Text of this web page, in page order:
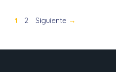
1 2 Siguiente →